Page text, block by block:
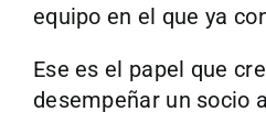
equipo en el que ya
Ese es el papel que
desempeñar un socio